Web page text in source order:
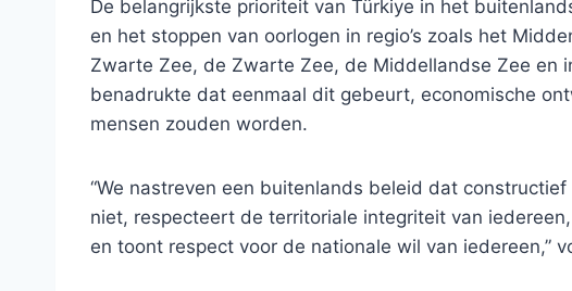
De belangrijkste prioriteit van Türkiye in het
en het stoppen van oorlogen in regio’s zoals het
Zwarte Zee, de Zwarte Zee, de Middellandse Zee en
benadrukte dat eenmaal dit gebeurt, economische
mensen zouden worden.
“We nastreven een buitenlands beleid dat
niet, respecteert de territoriale integriteit van
en toont respect voor de nationale wil van iedereen,”